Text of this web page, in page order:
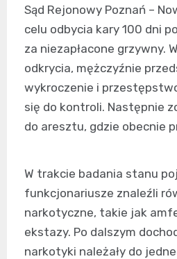
Sąd Rejonowy Poznań –
celu odbycia kary 100 dni
za niezapłacone grzywny.
odkrycia, mężczyźnie
wykroczenie i
się do kontroli. Następnie
do aresztu, gdzie obecnie
W trakcie badania stanu
funkcjonariusze znaleźli
narkotyczne, takie jak
ekstazy. Po dalszym
narkotyki należały do